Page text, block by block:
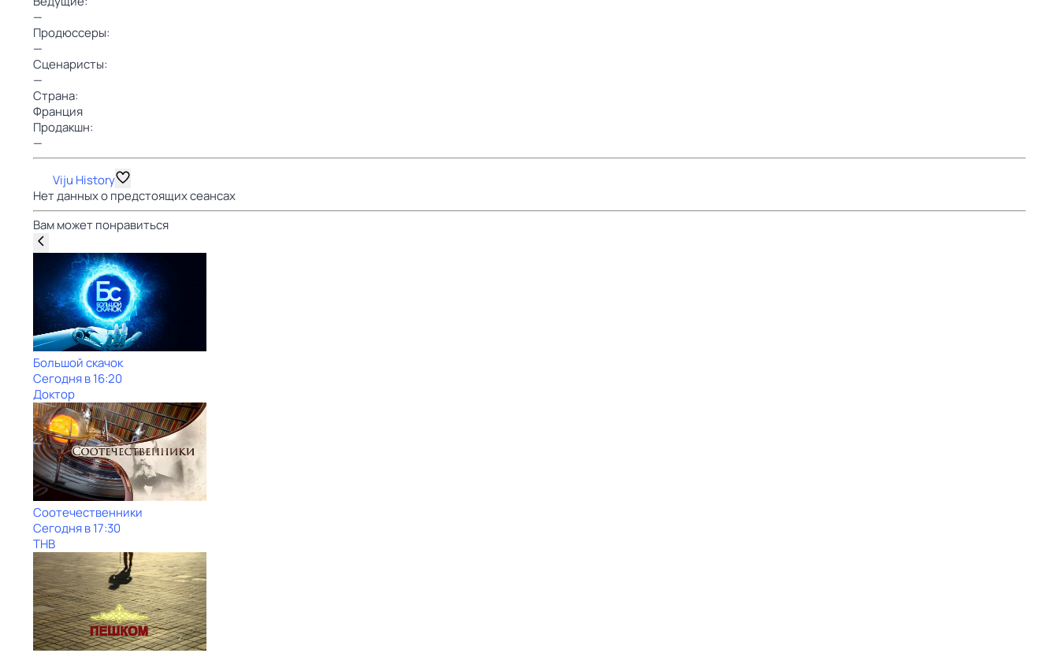
—
Продюссеры:
—
Сценаристы:
—
Страна:
Франция
Продакшн:
—
Viju History
Нет данных о предстоящих сеансах
Вам может понравиться
Большой скачок
Сегодня в 16:20
Доктор
Соотечественники
Сегодня в 17:30
ТНВ